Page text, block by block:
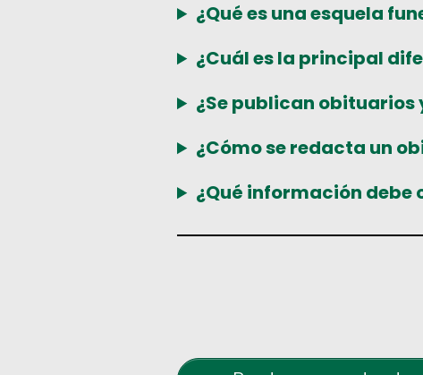
¿Qué es una esquela
¿Cuál es la principal
¿Se publican obituarios
¿Cómo se redacta un
¿Qué información debe